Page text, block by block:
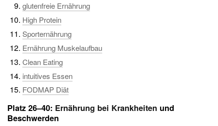
glutenfreie Ernährung
High Protein
Sporternährung
Ernährung Muskelaufbau
Clean Eating
intuitives Essen
FODMAP Diät
Platz 26–40: Ernährung bei Krankheiten und
Beschwerden